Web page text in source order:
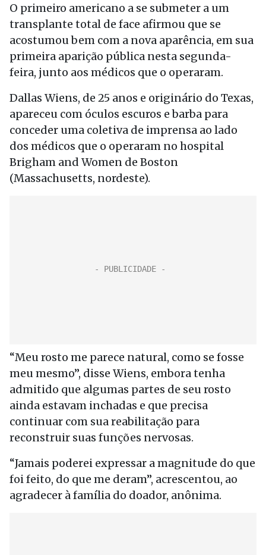
O primeiro americano a se submeter a um
transplante total de face afirmou que se
acostumou bem com a nova aparência, em sua
primeira aparição pública nesta segunda-
feira, junto aos médicos que o operaram.
Dallas Wiens, de 25 anos e originário do Texas,
apareceu com óculos escuros e barba para
conceder uma coletiva de imprensa ao lado
dos médicos que o operaram no hospital
Brigham and Women de Boston
(Massachusetts, nordeste).
“Meu rosto me parece natural, como se fosse
meu mesmo”, disse Wiens, embora tenha
admitido que algumas partes de seu rosto
ainda estavam inchadas e que precisa
continuar com sua reabilitação para
reconstruir suas funções nervosas.
“Jamais poderei expressar a magnitude do que
foi feito, do que me deram”, acrescentou, ao
agradecer à família do doador, anônima.